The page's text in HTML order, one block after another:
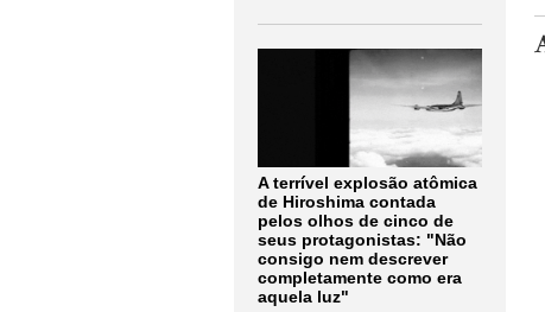
A terrível explosão atômica
de Hiroshima contada
pelos olhos de cinco de
seus protagonistas: "Não
consigo nem descrever
completamente como era
aquela luz"